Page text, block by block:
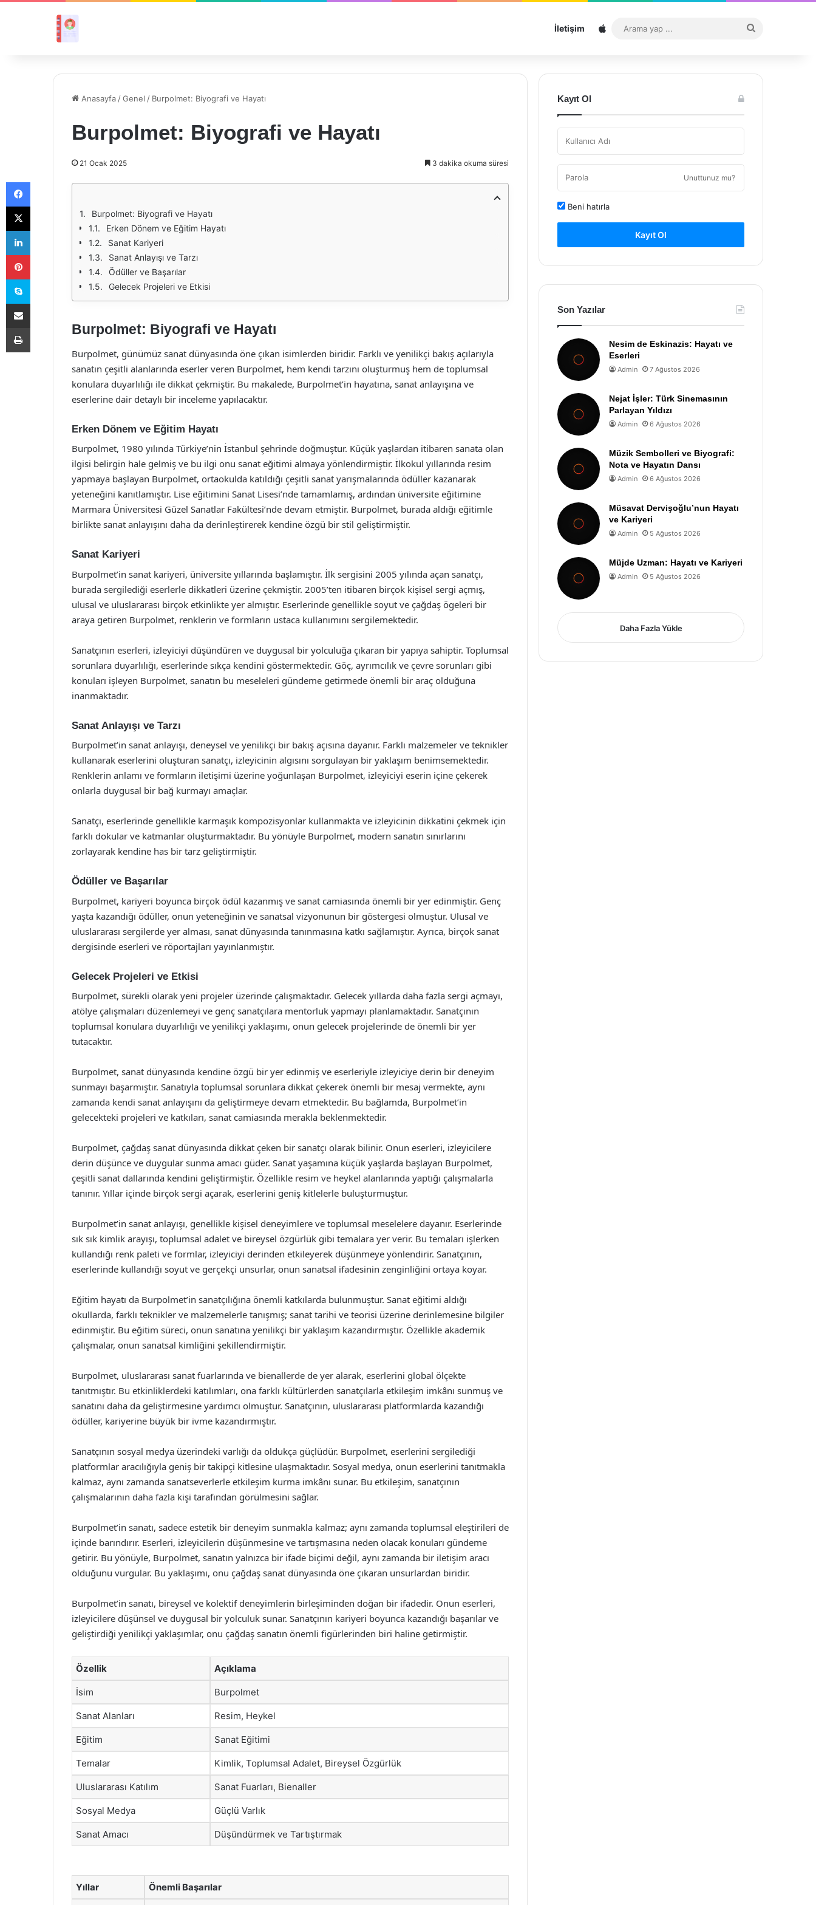
İletişim Sitemap
...
Anasayfa /Genel / Burpolmet: Biyografi ve Hayatı
Burpolmet: Biyografi ve Hayatı
21 Ocak 2025 3 dakika okuma süresi
Burpolmet: Biyografi ve Hayatı
Erken Dönem ve Eğitim Hayatı
Sanat Kariyeri
Sanat Anlayışı ve Tarzı
Ödüller ve Başarılar
Gelecek Projeleri ve Etkisi
Burpolmet: Biyografi ve Hayatı
Burpolmet, günümüz sanat dünyasında öne çıkan isimlerden biridir. Farklı ve yenilikçi bakış açılarıyla
sanatın çeşitli alanlarında eserler veren Burpolmet, hem kendi tarzını oluşturmuş hem de toplumsal
konulara duyarlılığı ile dikkat çekmiştir. Bu makalede, Burpolmet’in hayatına, sanat anlayışına ve
eserlerine dair detaylı bir inceleme yapılacaktır.
Erken Dönem ve Eğitim Hayatı
Burpolmet, 1980 yılında Türkiye’nin İstanbul şehrinde doğmuştur. Küçük yaşlardan itibaren sanata olan
ilgisi belirgin hale gelmiş ve bu ilgi onu sanat eğitimi almaya yönlendirmiştir. İlkokul yıllarında resim
yapmaya başlayan Burpolmet, ortaokulda katıldığı çeşitli sanat yarışmalarında ödüller kazanarak
yeteneğini kanıtlamıştır. Lise eğitimini Sanat Lisesi’nde tamamlamış, ardından üniversite eğitimine
Marmara Üniversitesi Güzel Sanatlar Fakültesi’nde devam etmiştir. Burpolmet, burada aldığı eğitimle
birlikte sanat anlayışını daha da derinleştirerek kendine özgü bir stil geliştirmiştir.
Sanat Kariyeri
Burpolmet’in sanat kariyeri, üniversite yıllarında başlamıştır. İlk sergisini 2005 yılında açan sanatçı,
burada sergilediği eserlerle dikkatleri üzerine çekmiştir. 2005’ten itibaren birçok kişisel sergi açmış,
ulusal ve uluslararası birçok etkinlikte yer almıştır. Eserlerinde genellikle soyut ve çağdaş ögeleri bir
araya getiren Burpolmet, renklerin ve formların ustaca kullanımını sergilemektedir.
Sanatçının eserleri, izleyiciyi düşündüren ve duygusal bir yolculuğa çıkaran bir yapıya sahiptir. Toplumsal
sorunlara duyarlılığı, eserlerinde sıkça kendini göstermektedir. Göç, ayrımcılık ve çevre sorunları gibi
konuları işleyen Burpolmet, sanatın bu meseleleri gündeme getirmede önemli bir araç olduğuna
inanmaktadır.
Sanat Anlayışı ve Tarzı
Burpolmet’in sanat anlayışı, deneysel ve yenilikçi bir bakış açısına dayanır. Farklı malzemeler ve teknikler
kullanarak eserlerini oluşturan sanatçı, izleyicinin algısını sorgulayan bir yaklaşım benimsemektedir.
Renklerin anlamı ve formların iletişimi üzerine yoğunlaşan Burpolmet, izleyiciyi eserin içine çekerek
onlarla duygusal bir bağ kurmayı amaçlar.
Sanatçı, eserlerinde genellikle karmaşık kompozisyonlar kullanmakta ve izleyicinin dikkatini çekmek için
farklı dokular ve katmanlar oluşturmaktadır. Bu yönüyle Burpolmet, modern sanatın sınırlarını
zorlayarak kendine has bir tarz geliştirmiştir.
Ödüller ve Başarılar
Burpolmet, kariyeri boyunca birçok ödül kazanmış ve sanat camiasında önemli bir yer edinmiştir. Genç
yaşta kazandığı ödüller, onun yeteneğinin ve sanatsal vizyonunun bir göstergesi olmuştur. Ulusal ve
uluslararası sergilerde yer alması, sanat dünyasında tanınmasına katkı sağlamıştır. Ayrıca, birçok sanat
dergisinde eserleri ve röportajları yayınlanmıştır.
Gelecek Projeleri ve Etkisi
Burpolmet, sürekli olarak yeni projeler üzerinde çalışmaktadır. Gelecek yıllarda daha fazla sergi açmayı,
atölye çalışmaları düzenlemeyi ve genç sanatçılara mentorluk yapmayı planlamaktadır. Sanatçının
toplumsal konulara duyarlılığı ve yenilikçi yaklaşımı, onun gelecek projelerinde de önemli bir yer
tutacaktır.
Burpolmet, sanat dünyasında kendine özgü bir yer edinmiş ve eserleriyle izleyiciye derin bir deneyim
sunmayı başarmıştır. Sanatıyla toplumsal sorunlara dikkat çekerek önemli bir mesaj vermekte, aynı
zamanda kendi sanat anlayışını da geliştirmeye devam etmektedir. Bu bağlamda, Burpolmet’in
gelecekteki projeleri ve katkıları, sanat camiasında merakla beklenmektedir.
Burpolmet, çağdaş sanat dünyasında dikkat çeken bir sanatçı olarak bilinir. Onun eserleri, izleyicilere
derin düşünce ve duygular sunma amacı güder. Sanat yaşamına küçük yaşlarda başlayan Burpolmet,
çeşitli sanat dallarında kendini geliştirmiştir. Özellikle resim ve heykel alanlarında yaptığı çalışmalarla
tanınır. Yıllar içinde birçok sergi açarak, eserlerini geniş kitlelerle buluşturmuştur.
Burpolmet’in sanat anlayışı, genellikle kişisel deneyimlere ve toplumsal meselelere dayanır. Eserlerinde
sık sık kimlik arayışı, toplumsal adalet ve bireysel özgürlük gibi temalara yer verir. Bu temaları işlerken
kullandığı renk paleti ve formlar, izleyiciyi derinden etkileyerek düşünmeye yönlendirir. Sanatçının,
eserlerinde kullandığı soyut ve gerçekçi unsurlar, onun sanatsal ifadesinin zenginliğini ortaya koyar.
Eğitim hayatı da Burpolmet’in sanatçılığına önemli katkılarda bulunmuştur. Sanat eğitimi aldığı
okullarda, farklı teknikler ve malzemelerle tanışmış; sanat tarihi ve teorisi üzerine derinlemesine bilgiler
edinmiştir. Bu eğitim süreci, onun sanatına yenilikçi bir yaklaşım kazandırmıştır. Özellikle akademik
çalışmalar, onun sanatsal kimliğini şekillendirmiştir.
Burpolmet, uluslararası sanat fuarlarında ve bienallerde de yer alarak, eserlerini global ölçekte
tanıtmıştır. Bu etkinliklerdeki katılımları, ona farklı kültürlerden sanatçılarla etkileşim imkânı sunmuş ve
sanatını daha da geliştirmesine yardımcı olmuştur. Sanatçının, uluslararası platformlarda kazandığı
ödüller, kariyerine büyük bir ivme kazandırmıştır.
Sanatçının sosyal medya üzerindeki varlığı da oldukça güçlüdür. Burpolmet, eserlerini sergilediği
platformlar aracılığıyla geniş bir takipçi kitlesine ulaşmaktadır. Sosyal medya, onun eserlerini tanıtmakla
kalmaz, aynı zamanda sanatseverlerle etkileşim kurma imkânı sunar. Bu etkileşim, sanatçının
çalışmalarının daha fazla kişi tarafından görülmesini sağlar.
Burpolmet’in sanatı, sadece estetik bir deneyim sunmakla kalmaz; aynı zamanda toplumsal eleştirileri de
içinde barındırır. Eserleri, izleyicilerin düşünmesine ve tartışmasına neden olacak konuları gündeme
getirir. Bu yönüyle, Burpolmet, sanatın yalnızca bir ifade biçimi değil, aynı zamanda bir iletişim aracı
olduğunu vurgular. Bu yaklaşımı, onu çağdaş sanat dünyasında öne çıkaran unsurlardan biridir.
Burpolmet’in sanatı, bireysel ve kolektif deneyimlerin birleşiminden doğan bir ifadedir. Onun eserleri,
izleyicilere düşünsel ve duygusal bir yolculuk sunar. Sanatçının kariyeri boyunca kazandığı başarılar ve
geliştirdiği yenilikçi yaklaşımlar, onu çağdaş sanatın önemli figürlerinden biri haline getirmiştir.
Özellik Açıklama
İsim Burpolmet
Sanat Alanları Resim, Heykel
Eğitim Sanat Eğitimi
Temalar Kimlik, Toplumsal Adalet, Bireysel Özgürlük
Uluslararası Katılım Sanat Fuarları, Bienaller
Sosyal Medya Güçlü Varlık
Sanat Amacı Düşündürmek ve Tartıştırmak
Yıllar Önemli Başarılar
Kayıt Ol
Unuttunuz mu?
Beni hatırla
Kayıt Ol
Son Yazılar
Nesim de Eskinazis: Hayatı ve
Eserleri
Admin 7 Ağustos 2026
Nejat İşler: Türk Sinemasının
Parlayan Yıldızı
Admin 6 Ağustos 2026
Müzik Sembolleri ve Biyografi:
Nota ve Hayatın Dansı
Admin 6 Ağustos 2026
Müsavat Dervişoğlu’nun Hayatı
ve Kariyeri
Admin 5 Ağustos 2026
Müjde Uzman: Hayatı ve Kariyeri
Admin 5 Ağustos 2026
Daha Fazla Yükle
Facebook
X
LinkedIn
Pinterest
Skype
E-Posta ile paylaş